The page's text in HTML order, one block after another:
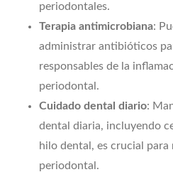
periodontales.
Terapia antimicrobiana:
administrar antibióticos
responsables de la
periodontal.
Cuidado dental diario:
dental diaria, incluyendo
hilo dental, es crucial para
periodontal.